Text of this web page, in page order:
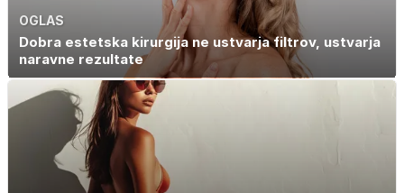
OGLAS
Dobra estetska kirurgija ne ustvarja filtrov, ustvarja
naravne rezultate